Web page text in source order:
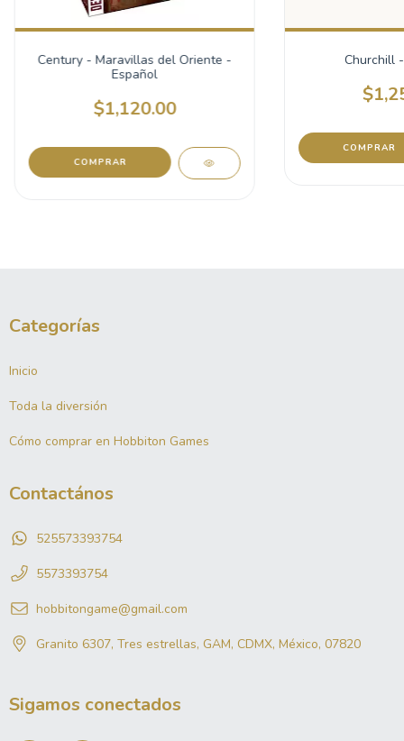
Century - Maravillas del Oriente -
Español
$1,120.00
Churchill
COMPRAR
Categorías
Inicio
Toda la diversión
Cómo comprar en Hobbiton Games
Contactános
525573393754
5573393754
hobbitongame@gmail.com
Granito 6307, Tres estrellas, GAM, CDMX, México, 07820
Sigamos conectados